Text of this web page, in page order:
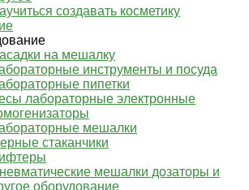
создавать косметику
на мешалку
инструменты и посуда
пипетки
лабораторные электронные
мешалки
стаканчики
мешалки дозаторы и
оборудование